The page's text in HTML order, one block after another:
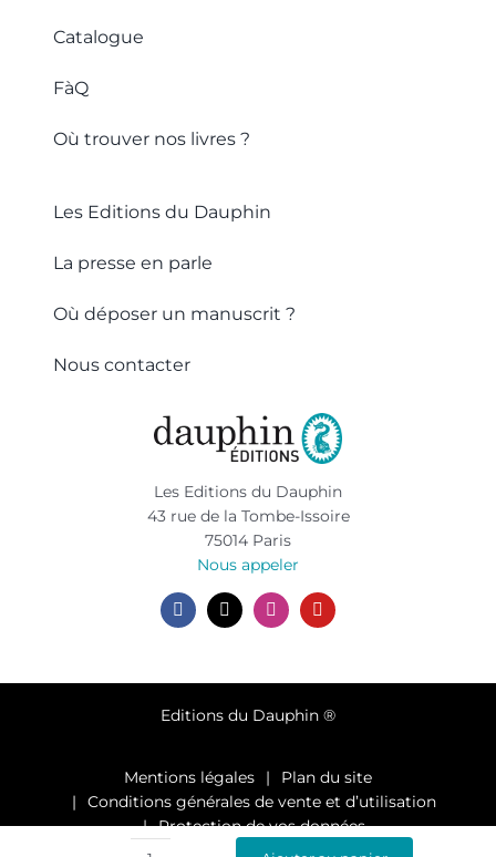
Catalogue
FàQ
Où trouver nos livres ?
Les Editions du Dauphin
La presse en parle
Où déposer un manuscrit ?
Nous contacter
Les Editions du Dauphin
43 rue de la Tombe-Issoire
75014 Paris
Nous appeler
Editions du Dauphin ®
Mentions légales
Plan du site
Conditions générales de vente et d’utilisation
Protection de vos données
Paramètres des cookies